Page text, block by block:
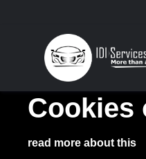
Cookies
read more about this